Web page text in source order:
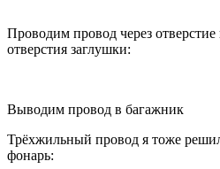
Проводим провод через
отверстия заглушки:
Выводим провод в багажник
Трёхжильный провод я тоже
фонарь: